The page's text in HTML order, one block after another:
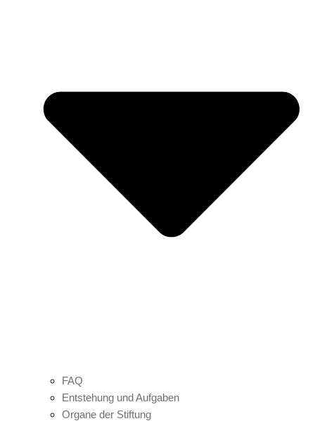
FAQ
Entstehung und Aufgaben
Organe der Stiftung